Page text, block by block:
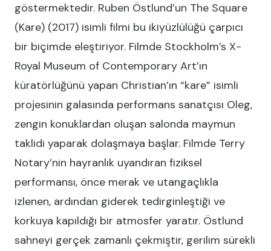
göstermektedir. Ruben Östlund’un The Square
(Kare) (2017) isimli filmi bu ikiyüzlülüğü çarpıcı
bir biçimde eleştiriyor. Filmde Stockholm’s X-
Royal Museum of Contemporary Art’ın
küratörlüğünü yapan Christian’ın “kare” isimli
projesinin galasında performans sanatçısı Oleg,
zengin konuklardan oluşan salonda maymun
taklidi yaparak dolaşmaya başlar. Filmde Terry
Notary’nin hayranlık uyandıran fiziksel
performansı, önce merak ve utangaçlıkla
izlenen, ardından giderek tedirginleştiği ve
korkuya kapıldığı bir atmosfer yaratır. Östlund
sahneyi gerçek zamanlı çekmiştir, gerilim sürekli